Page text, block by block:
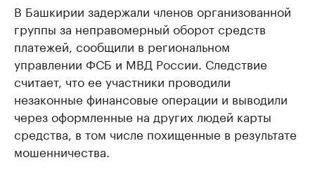
В Башкирии задержали членов организованной
группы за неправомерный оборот средств
платежей, сообщили в региональном
управлении ФСБ и МВД России. Следствие
считает, что ее участники проводили
незаконные финансовые операции и выводили
через оформленные на других людей карты
средства, в том числе похищенные в результате
мошенничества.